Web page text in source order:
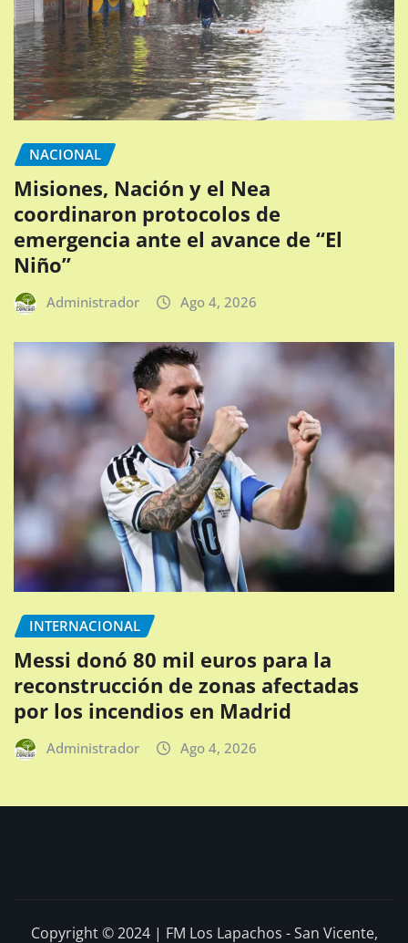
NACIONAL
Misiones, Nación y el Nea
coordinaron protocolos de
emergencia ante el avance de “El
Niño”
Administrador Ago 4, 2026
INTERNACIONAL
Messi donó 80 mil euros para la
reconstrucción de zonas afectadas
por los incendios en Madrid
Administrador Ago 4, 2026
Copyright © 2024 | FM Los Lapachos - San Vicente,